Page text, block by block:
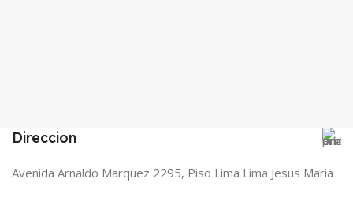
Direccion
Avenida Arnaldo Marquez 2295, Piso Lima Lima Jesus Maria